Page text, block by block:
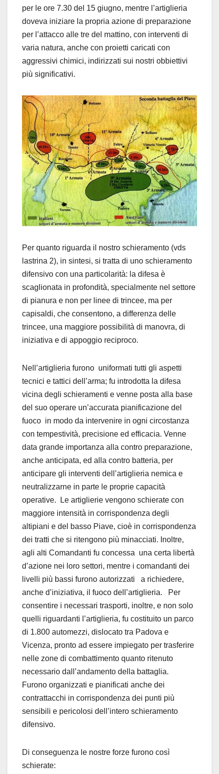
per le ore 7.30 del 15 giugno, mentre l’artiglieria
doveva iniziare la propria azione di preparazione
per l’attacco alle tre del mattino, con interventi di
varia natura, anche con proietti caricati con
aggressivi chimici, indirizzati sui nostri obbiettivi
più significativi.
Per quanto riguarda il nostro schieramento (vds
lastrina 2), in sintesi, si tratta di uno schieramento
difensivo con una particolarità: la difesa è
scaglionata in profondità, specialmente nel settore
di pianura e non per linee di trincee, ma per
capisaldi, che consentono, a differenza delle
trincee, una maggiore possibilità di manovra, di
iniziativa e di appoggio reciproco.
Nell’artiglieria furono uniformati tutti gli aspetti
tecnici e tattici dell’arma; fu introdotta la difesa
vicina degli schieramenti e venne posta alla base
del suo operare un’accurata pianificazione del
fuoco in modo da intervenire in ogni circostanza
con tempestività, precisione ed efficacia. Venne
data grande importanza alla contro preparazione,
anche anticipata, ed alla contro batteria, per
anticipare gli interventi dell’artiglieria nemica e
neutralizzarne in parte le proprie capacità
operative. Le artiglierie vengono schierate con
maggiore intensità in corrispondenza degli
altipiani e del basso Piave, cioè in corrispondenza
dei tratti che si ritengono più minacciati. Inoltre,
agli alti Comandanti fu concessa una certa libertà
d’azione nei loro settori, mentre i comandanti dei
livelli più bassi furono autorizzati a richiedere,
anche d’iniziativa, il fuoco dell’artiglieria.
Per
consentire i necessari trasporti, inoltre, e non solo
quelli riguardanti l’artiglieria, fu costituito un parco
di 1.800 automezzi, dislocato tra Padova e
Vicenza, pronto ad essere impiegato per trasferire
nelle zone di combattimento quanto ritenuto
necessario dall’andamento della battaglia.
Furono organizzati e pianificati anche dei
contrattacchi in corrispondenza dei punti più
sensibili e pericolosi dell’intero schieramento
difensivo.
Di conseguenza le nostre forze furono così
schierate: